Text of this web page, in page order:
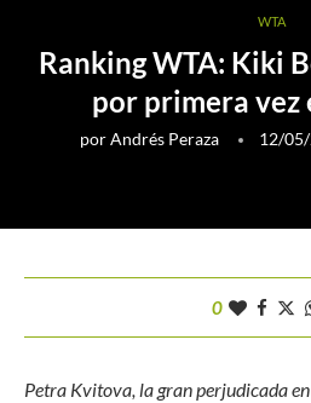
WTA
Ranking WTA: Kiki
por primera vez
porAndrés Peraza 12/
0
Petra Kvitova, la gran perjudicada